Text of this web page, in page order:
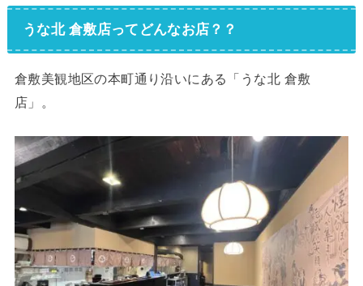
うな北 倉敷店ってどんなお店？？
倉敷美観地区の本町通り沿いにある「うな北 倉敷
店」。